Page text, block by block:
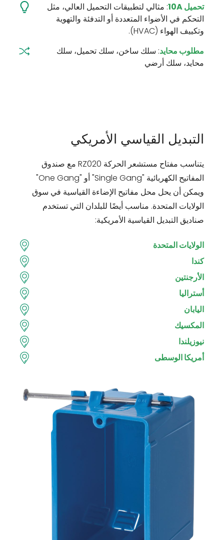
تحميل 10A
: مثالي لتطبيقات التحميل العالي، مثل
التحكم في الأضواء المتعددة أو التدفئة والتهوية
وتكييف الهواء (HVAC).
مطلوب محايد: سلك ساخن، سلك تحميل، سلك
محايد، سلك أرضي
التبديل القياسي الأمريكي
يتناسب مفتاح مستشعر الحركة RZ020 مع صندوق
المفاتيح الكهربائية "Single Gang" أو "One Gang"
ويمكن أن يحل محل مفاتيح الإضاءة القياسية في سوق
الولايات المتحدة. مناسب أيضًا للبلدان التي تستخدم
صناديق التبديل القياسية الأمريكية:
الولايات المتحدة
كندا
الأرجنتين
أستراليا
اليابان
المكسيك
نيوزيلندا
أمريكا الوسطى